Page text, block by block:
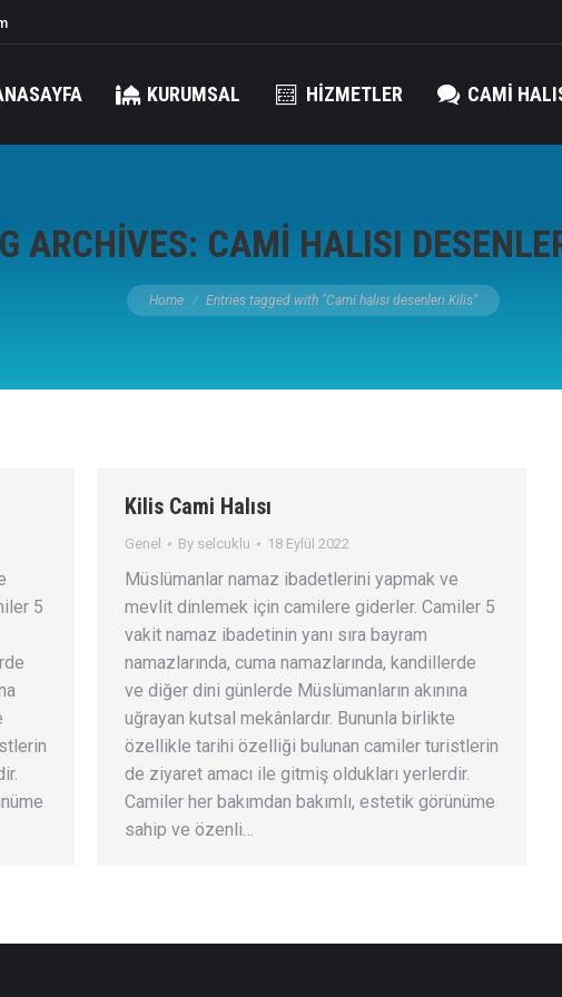
KURUMSAL HIZMETLER CAMI
ARCHIVES: CAMI HALISI
You are here:
Home Entries tagged with "Cami halısı desenleri Kilis"
5
Kilis Cami Halısı
Genel By selcuklu 18 Eylül 2022
Müslümanlar namaz ibadetlerini yapmak ve
mevlit dinlemek için camilere giderler. Camiler 5
vakit namaz ibadetinin yanı sıra bayram
namazlarında, cuma namazlarında, kandillerde
ve diğer dini günlerde Müslümanların akınına
uğrayan kutsal mekânlardır. Bununla birlikte
özellikle tarihi özelliği bulunan camiler turistlerin
de ziyaret amacı ile gitmiş oldukları yerlerdir.
Camiler her bakımdan bakımlı, estetik görünüme
sahip ve özenli…